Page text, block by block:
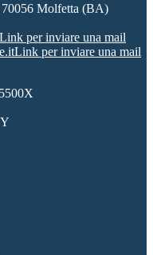
Molfetta (BA)
Link per inviare una mail
Link per inviare una mail